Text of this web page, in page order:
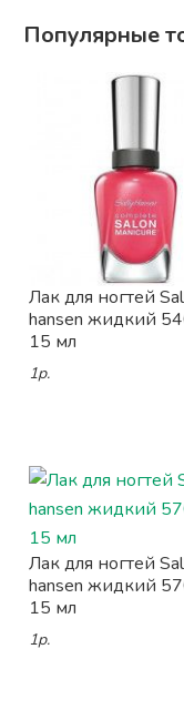
Популярные
Лак для ногтей
hansen жидкий
15 мл
1р.
Лак для ногтей
hansen жидкий
15 мл
1р.